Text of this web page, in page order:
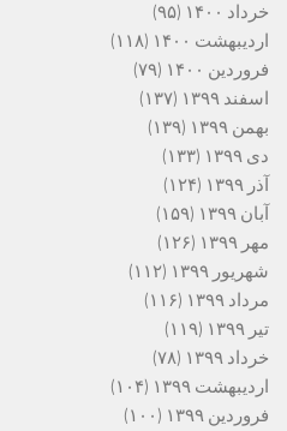
خرداد ۱۴۰۰
(۹۵)
اردیبهشت ۱۴۰۰
(۱۱۸)
فروردین ۱۴۰۰
(۷۹)
اسفند ۱۳۹۹
(۱۳۷)
بهمن ۱۳۹۹
(۱۳۹)
دی ۱۳۹۹
(۱۳۳)
آذر ۱۳۹۹
(۱۲۴)
آبان ۱۳۹۹
(۱۵۹)
مهر ۱۳۹۹
(۱۲۶)
شهریور ۱۳۹۹
(۱۱۲)
مرداد ۱۳۹۹
(۱۱۶)
تیر ۱۳۹۹
(۱۱۹)
خرداد ۱۳۹۹
(۷۸)
اردیبهشت ۱۳۹۹
(۱۰۴)
فروردین ۱۳۹۹
(۱۰۰)